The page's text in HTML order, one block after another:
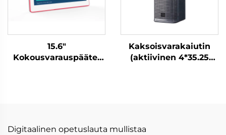
15.6"
Kokousvarauspääte-
Kaksoisvarakaiutin
(aktiivinen 4*35.25
Digitaalinen opetuslauta mullistaa